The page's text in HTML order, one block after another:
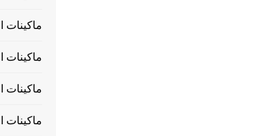
ماكينات
ماكينات
ماكينات
ماكينات